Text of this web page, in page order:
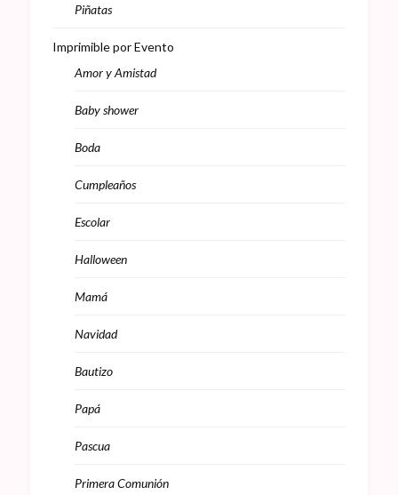
Piñatas
Imprimible por Evento
Amor y Amistad
Baby shower
Boda
Cumpleaños
Escolar
Halloween
Mamá
Navidad
Bautizo
Papá
Pascua
Primera Comunión